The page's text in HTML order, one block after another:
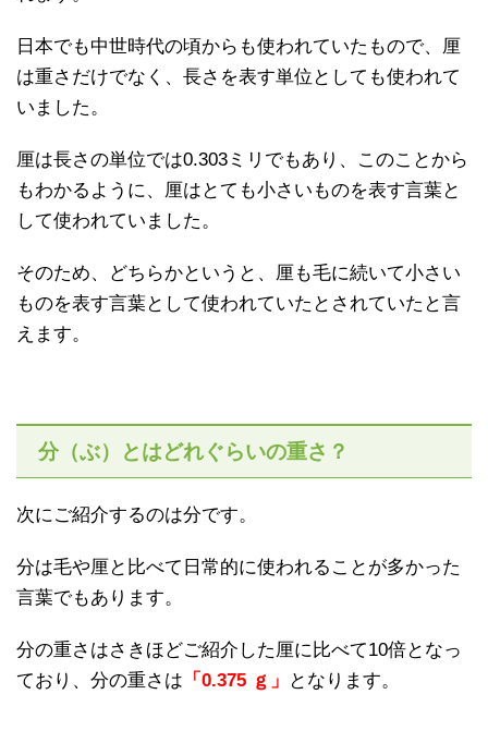
日本でも中世時代の頃からも使われていたもので、厘
は重さだけでなく、長さを表す単位としても使われて
いました。
厘は長さの単位では0.303ミリでもあり、このことから
もわかるように、厘はとても小さいものを表す言葉と
して使われていました。
そのため、どちらかというと、厘も毛に続いて小さい
ものを表す言葉として使われていたとされていたと言
えます。
分（ぶ）とはどれぐらいの重さ？
次にご紹介するのは分です。
分は毛や厘と比べて日常的に使われることが多かった
言葉でもあります。
分の重さはさきほどご紹介した厘に比べて10倍となっ
ており、分の重さは 「0.375 ｇ」 となります。